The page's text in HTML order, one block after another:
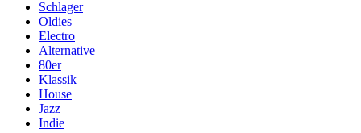
Schlager
Oldies
Electro
Alternative
80er
Klassik
House
Jazz
Indie